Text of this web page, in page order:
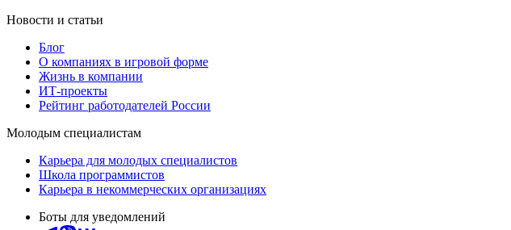
Новости и статьи
Блог
О компаниях в игровой форме
Жизнь в компании
ИТ-проекты
Рейтинг работодателей России
Молодым специалистам
Карьера для молодых специалистов
Школа программистов
Карьера в некоммерческих организациях
Боты для уведомлений